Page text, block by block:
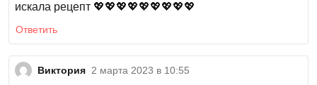
искала рецепт 💖💖💖💖💖💖💖💖💖
Ответить
Виктория 2 марта 2023 в 10:55